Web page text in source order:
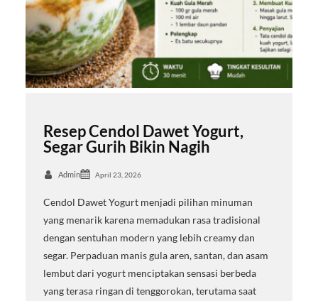
Resep Cendol Dawet Yogurt,
Segar Gurih Bikin Nagih
Admin April 23, 2026
Cendol Dawet Yogurt menjadi pilihan minuman
yang menarik karena memadukan rasa tradisional
dengan sentuhan modern yang lebih creamy dan
segar. Perpaduan manis gula aren, santan, dan asam
lembut dari yogurt menciptakan sensasi berbeda
yang terasa ringan di tenggorokan, terutama saat